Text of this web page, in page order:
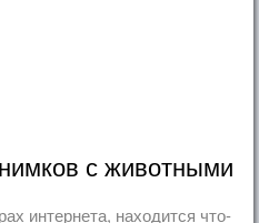
с животными
интернета, находится что-